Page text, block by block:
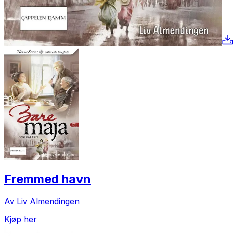
Fremmed havn
Av Liv Almendingen
Kjøp her